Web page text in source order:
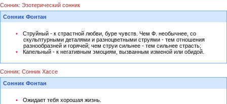
Сонник: Эзотерический сонник
Сонник Фонтан
Струйный - к страстной любви, буре чувств. Чем Ф. необычнее, со
скульптурными деталями и разноцветными струями - тем отношения
разнообразней и горячей; чем струи сильнее - тем сильнее страсть;
Капельный - к негативным эмоциям, вызванным изменой или обидой.
Сонник: Сонник Хассе
Сонник Фонтан
Ожидает тебя хорошая жизнь.